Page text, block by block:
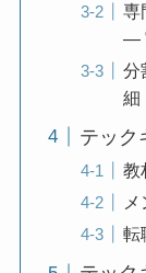
専
—
分
細
テック
教
転